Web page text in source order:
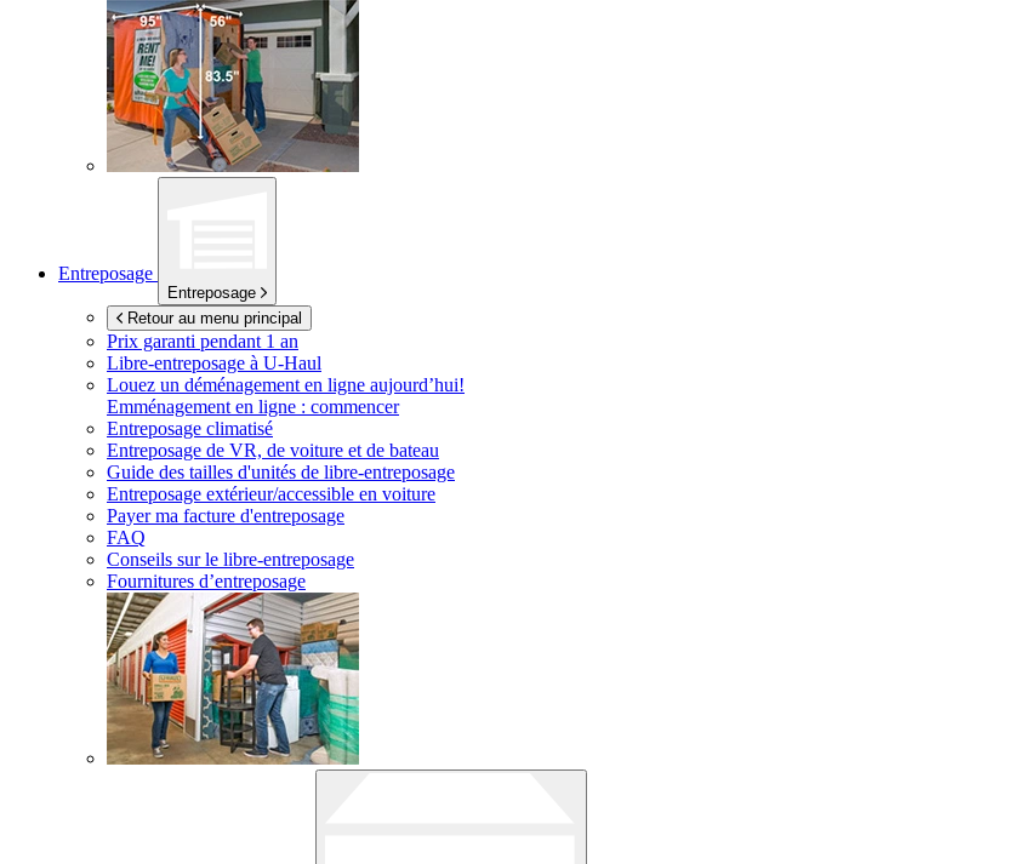
Entreposage
Entreposage
Retour au menu principal
Prix garanti pendant 1 an
Libre-entreposage à U-Haul
Louez un déménagement en ligne aujourd’hui!
Emménagement en ligne : commencer
Entreposage climatisé
Entreposage de VR, de voiture et de bateau
Guide des tailles d'unités de libre-entreposage
Entreposage extérieur/accessible en voiture
Payer ma facture d'entreposage
FAQ
Conseils sur le libre-entreposage
Fournitures d’entreposage